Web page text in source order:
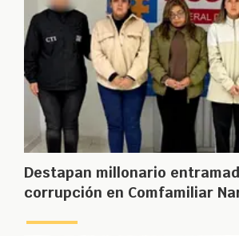
Destapan millonario
corrupción en Comfamiliar